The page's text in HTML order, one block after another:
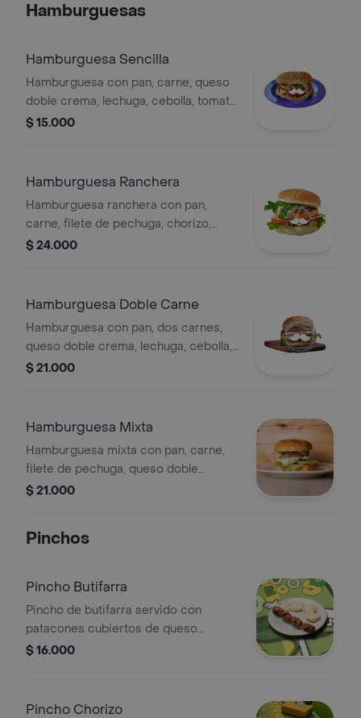
Hamburguesas
Hamburguesa Sencilla
Hamburguesa con pan, carne, queso
doble crema, lechuga, cebolla, tomate
y salsas.
$ 15.000
Hamburguesa Ranchera
Hamburguesa ranchera con pan,
carne, filete de pechuga, chorizo,
queso doble crema, lechuga, tomate,
$ 24.000
Hamburguesa Doble Carne
Hamburguesa con pan, dos carnes,
queso doble crema, lechuga, cebolla,
tomate y salsas.
$ 21.000
Hamburguesa Mixta
Hamburguesa mixta con pan, carne,
filete de pechuga, queso doble
crema, lechuga, tomate, cebolla,
$ 21.000
Pinchos
Pincho Butifarra
Pincho de butifarra servido con
patacones cubiertos de queso
rallado.
$ 16.000
Pincho Chorizo